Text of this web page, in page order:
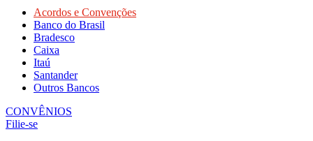
Acordos e Convenções
Banco do Brasil
Bradesco
Caixa
Itaú
Santander
Outros Bancos
CONVÊNIOS
Filie-se